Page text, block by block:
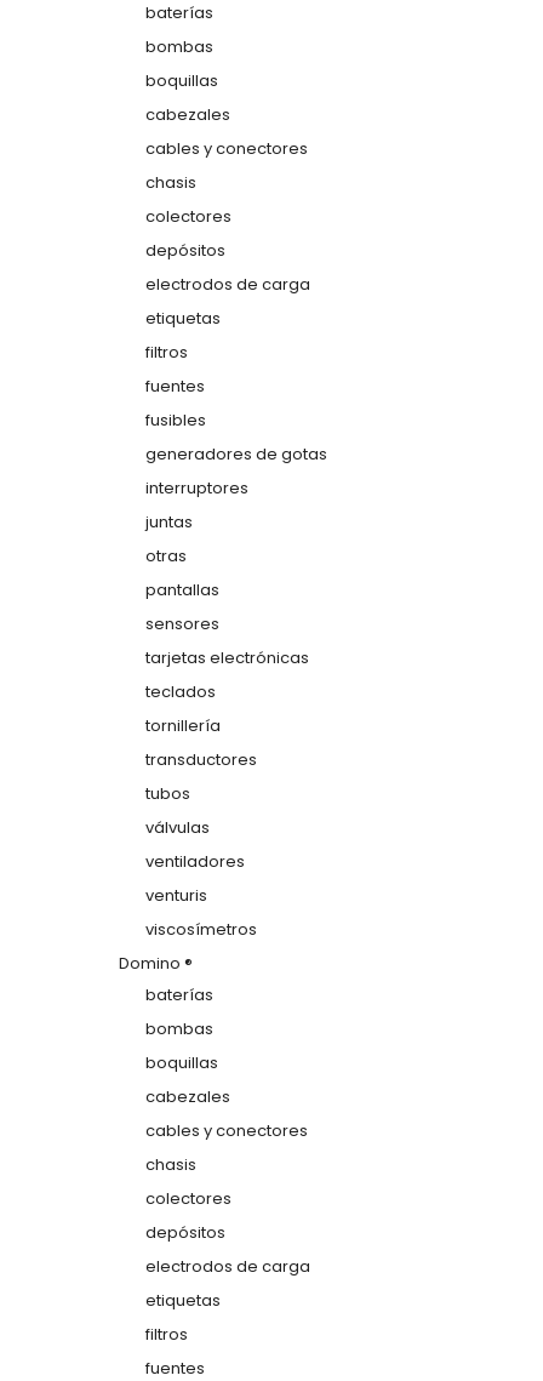
baterías
bombas
boquillas
cabezales
cables y conectores
chasis
colectores
depósitos
electrodos de carga
etiquetas
filtros
fuentes
fusibles
generadores de gotas
interruptores
juntas
otras
pantallas
sensores
tarjetas electrónicas
teclados
tornillería
transductores
tubos
válvulas
ventiladores
venturis
viscosímetros
Domino ®
baterías
bombas
boquillas
cabezales
cables y conectores
chasis
colectores
depósitos
electrodos de carga
etiquetas
filtros
fuentes